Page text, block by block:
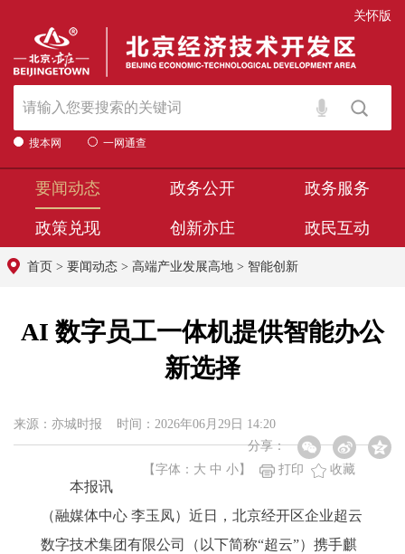
关怀版
搜本网 一网通查
要闻动态 政务公开 政务服务
政策兑现 创新亦庄 政民互动
首页 > 要闻动态 > 高端产业发展高地 > 智能创新
AI 数字员工一体机提供智能办公
新选择
来源：亦城时报 时间：2026年06月29日 14:20
分享：
【字体： 大 中 小 】 打印 收藏
本报讯
（融媒体中心 李玉凤）近日，北京经开区企业超云
数字技术集团有限公司（以下简称“超云”）携手麒